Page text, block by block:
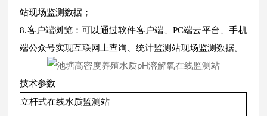
站现场监测数据；
8.客户端浏览：可以通过软件客户端、PC端云平台、手机
端公众号实现互联网上查询、统计监测站现场监测数据。
技术参数
立杆式在线水质监测站